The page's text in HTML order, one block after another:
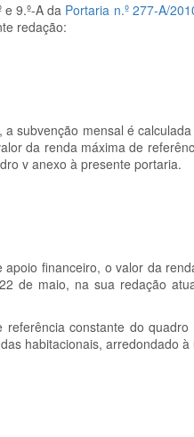
e 9.º-A da Portaria n.º 277-A/
redação:
subvenção mensal é
da renda máxima de
v anexo à presente portaria.
financeiro, o valor da
de maio, na sua redação
constante do
habitacionais, arredondado